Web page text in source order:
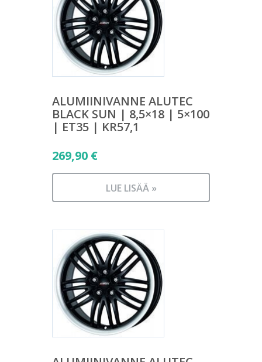
ALUMIINIVANNE ALUTEC
BLACK SUN | 8,5×18 | 5×100
| ET35 | KR57,1
269,90 €
LUE LISÄÄ »